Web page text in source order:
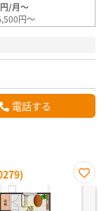
円/月～
円～
電話する
お気